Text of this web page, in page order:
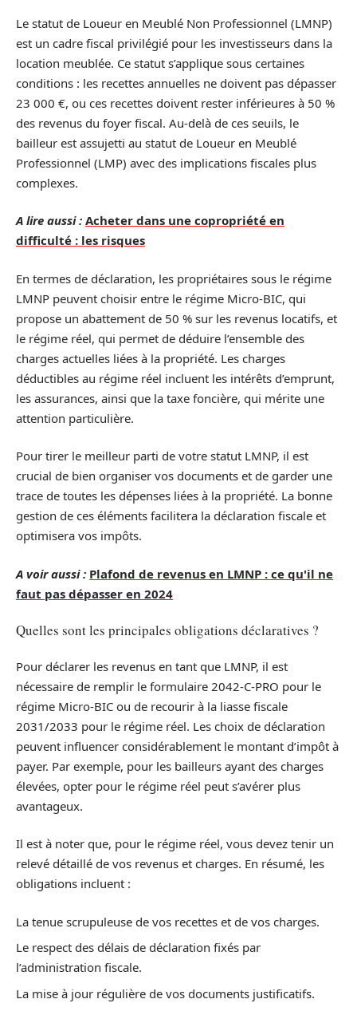
Le statut de Loueur en Meublé Non Professionnel (LMNP)
est un cadre fiscal privilégié pour les investisseurs dans la
location meublée. Ce statut s’applique sous certaines
conditions : les recettes annuelles ne doivent pas dépasser
23 000 €, ou ces recettes doivent rester inférieures à 50 %
des revenus du foyer fiscal. Au-delà de ces seuils, le
bailleur est assujetti au statut de Loueur en Meublé
Professionnel (LMP) avec des implications fiscales plus
complexes.
A lire aussi : Acheter dans une copropriété en
difficulté : les risques
En termes de déclaration, les propriétaires sous le régime
LMNP peuvent choisir entre le régime Micro-BIC, qui
propose un abattement de 50 % sur les revenus locatifs, et
le régime réel, qui permet de déduire l’ensemble des
charges actuelles liées à la propriété. Les charges
déductibles au régime réel incluent les intérêts d’emprunt,
les assurances, ainsi que la taxe foncière, qui mérite une
attention particulière.
Pour tirer le meilleur parti de votre statut LMNP, il est
crucial de bien organiser vos documents et de garder une
trace de toutes les dépenses liées à la propriété. La bonne
gestion de ces éléments facilitera la déclaration fiscale et
optimisera vos impôts.
A voir aussi : Plafond de revenus en LMNP : ce qu'il ne
faut pas dépasser en 2024
Quelles sont les principales obligations déclaratives ?
Pour déclarer les revenus en tant que LMNP, il est
nécessaire de remplir le formulaire 2042-C-PRO pour le
régime Micro-BIC ou de recourir à la liasse fiscale
2031/2033 pour le régime réel. Les choix de déclaration
peuvent influencer considérablement le montant d’impôt à
payer. Par exemple, pour les bailleurs ayant des charges
élevées, opter pour le régime réel peut s’avérer plus
avantageux.
Il est à noter que, pour le régime réel, vous devez tenir un
relevé détaillé de vos revenus et charges. En résumé, les
obligations incluent :
La tenue scrupuleuse de vos recettes et de vos charges.
Le respect des délais de déclaration fixés par
l’administration fiscale.
La mise à jour régulière de vos documents justificatifs.